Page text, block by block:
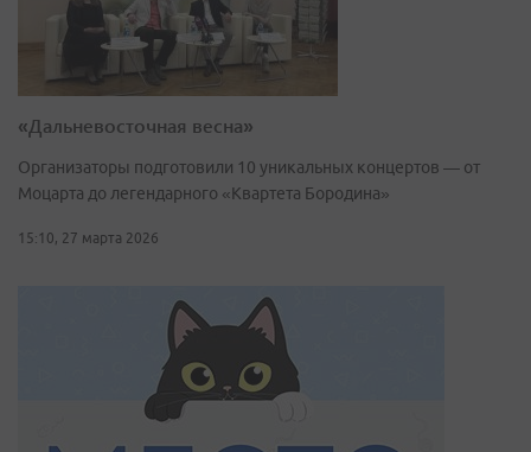
«Дальневосточная весна»
Организаторы подготовили 10 уникальных концертов — от
Моцарта до легендарного «Квартета Бородина»
15:10, 27 марта 2026